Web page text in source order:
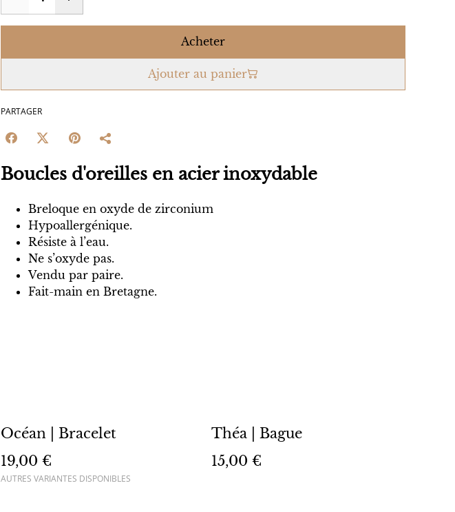
Acheter
Ajouter au panier
PARTAGER
Boucles d'oreilles en acier inoxydable
Breloque en oxyde de zirconium
Hypoallergénique.
Résiste à l’eau.
Ne s’oxyde pas.
Vendu par paire.
Fait-main en Bretagne.
Océan | Bracelet
19,00 €
AUTRES VARIANTES DISPONIBLES
Théa | Bague
15,00 €